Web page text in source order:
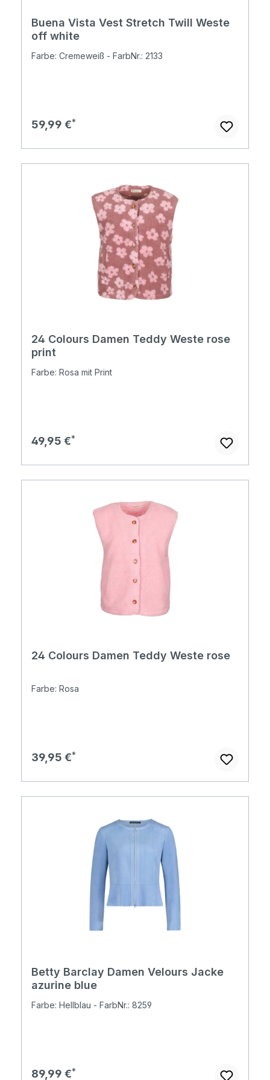
Buena Vista Vest Stretch Twill Weste
off white
Farbe: Cremeweiß - FarbNr.: 2133
Regulärer Preis:
59,99 €
24 Colours Damen Teddy Weste rose
print
Farbe: Rosa mit Print
Regulärer Preis:
49,95 €
24 Colours Damen Teddy Weste rose
Farbe: Rosa
Regulärer Preis:
39,95 €
Betty Barclay Damen Velours Jacke
azurine blue
Farbe: Hellblau - FarbNr.: 8259
Regulärer Preis:
89,99 €